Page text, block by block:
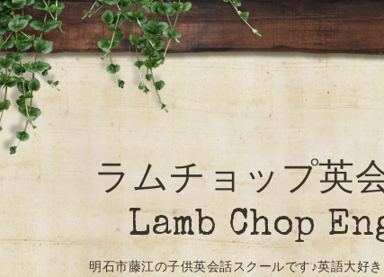
ラムチョップ
Lamb Chop
明石市藤江の子供英会話スクールです♪英語大好